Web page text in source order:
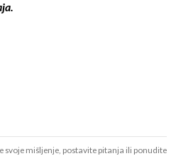
svoje mišljenje, postavite pitanja ili ponudite